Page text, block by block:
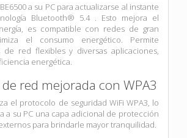
a su PC para actualizarse al instante
Bluetooth® 5.4 . Esto mejora el
es compatible con redes de gran
el consumo energético. Permite
de red flexibles y diversas aplicaciones,
energética.
red mejorada con WPA3
el protocolo de seguridad WiFi WPA3, lo
a su PC una capa adicional de protección
para brindarle mayor tranquilidad.